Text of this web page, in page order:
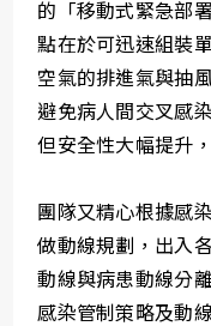
的「移動式緊急部
點在於可迅速組裝
空氣的排進氣與抽
避免病人間交叉感
但安全性大幅提升
團隊又精心根據感
做動線規劃，出入
動線與病患動線分
感染管制策略及動